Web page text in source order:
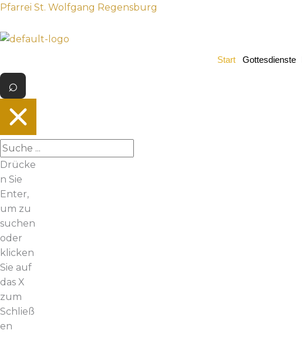
Z
m
h
a
s
p
r
n
g
e
n
Pfarrei St. Wolfgang Regensburg
Start Gottesdienste
Drücke
n Sie
Enter,
um zu
suchen
oder
klicken
Sie auf
das X
zum
Schließ
en